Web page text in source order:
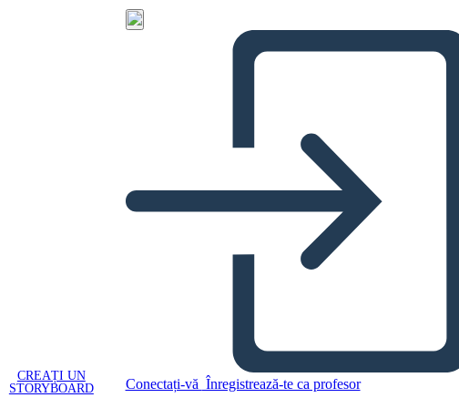
CREAȚI UN
STORYBOARD
Conectați-vă Înregistrează-te ca profesor